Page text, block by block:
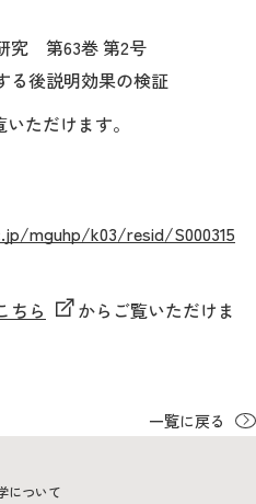
生サイト
ョップ
究 第63巻 第2号
る後説明効果の検証
ただけます。
mguhp/k03/resid/S000315
ちら
からご覧いただけま
一覧に戻る
について